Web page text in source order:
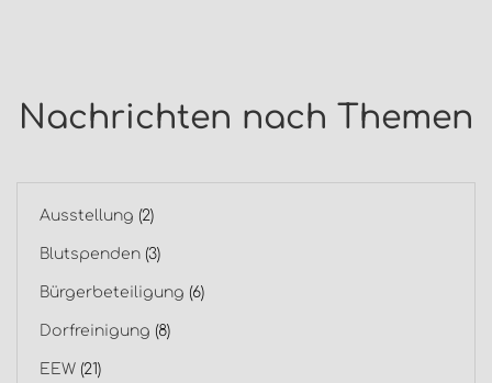
Nachrichten nach Themen
Ausstellung (2)
Blutspenden (3)
Bürgerbeteiligung (6)
Dorfreinigung (8)
EEW (21)